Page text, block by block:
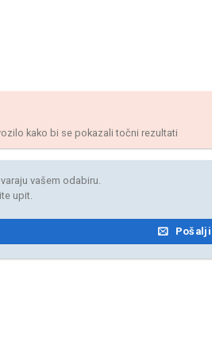
kako bi se pokazali točni rezultati
vašem odabiru.
upit.